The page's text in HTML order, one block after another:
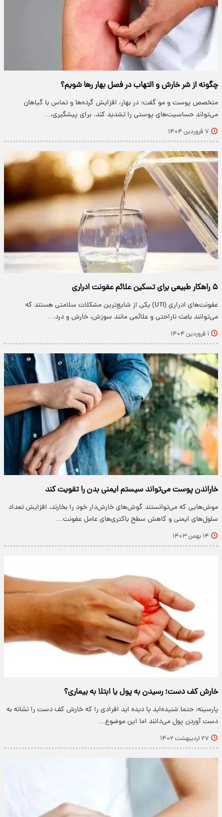
چگونه از شر خارش و التهاب در فصل بهار رها شویم؟
متخصص پوست و مو گفت: در بهار، افزایش گرده‌ها و تماس با گیاهان
می‌تواند حساسیت‌های پوستی را تشدید کند. برای پیشگیری،…
۷ فروردین ۱۴۰۴
۵ راهکار طبیعی برای تسکین علائم عفونت ادراری
عفونت‌های ادراری (UTI) یکی از شایع‌ترین مشکلات سلامتی هستند که
می‌توانند باعث ناراحتی و علائمی مانند سوزش، خارش و درد…
۱ فروردین ۱۴۰۴
خاراندن پوست می‌تواند سیستم ایمنی بدن را تقویت کند
موش‌هایی که می‌توانستند گوش‌های خارش‌دار خود را بخارند، افزایش تعداد
سلول‌های ایمنی و کاهش سطح باکتری‌های عامل عفونت…
۱۴ بهمن ۱۴۰۳
خارش کف دست؛ رسیدن به پول یا ابتلا به بیماری؟
پارسینه: حتما شنیده‌اید یا دیده اید افرادی را که خارش کف دست را نشانه به
دست آوردن پول می‌دانند اما این موضوع…
۲۷ اردیبهشت ۱۴۰۲